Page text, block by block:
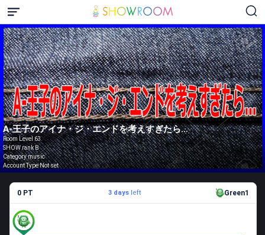
A-王子のアイナ・ジ・エンドを考えすぎたら…
Room Level 63
SHOW rank B
Category music
Account Type Not set
0 PT 3 daysleft Green1